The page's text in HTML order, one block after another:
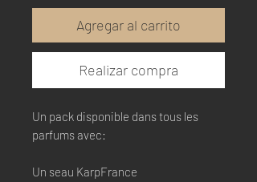
Agregar al carrito
Realizar compra
Un pack disponible dans tous les
parfums avec:
Un seau KarpFrance